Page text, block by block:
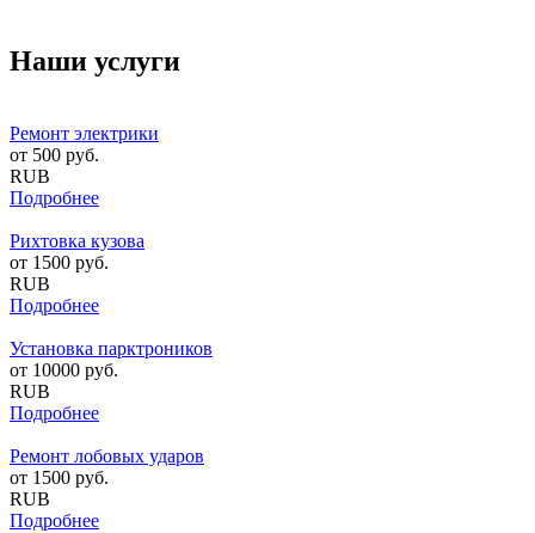
Наши услуги
Ремонт электрики
от 500 руб.
RUB
Подробнее
Рихтовка кузова
от 1500 руб.
RUB
Подробнее
Установка парктроников
от 10000 руб.
RUB
Подробнее
Ремонт лобовых ударов
от 1500 руб.
RUB
Подробнее